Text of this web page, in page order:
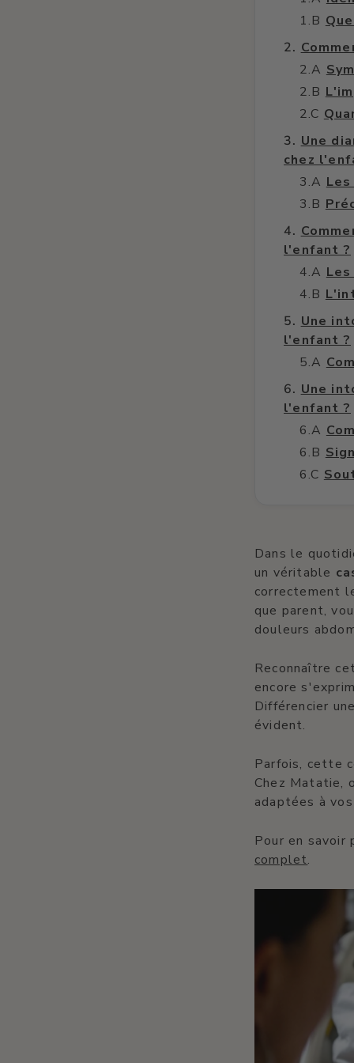
Une
chez
l'enfant ?
Une
l'enfant ?
Une
l'enfant ?
Dans le
un véritable
correctement
que parent,
douleurs
Reconnaître
encore
Différencier une
évident.
Parfois, cette
Chez Matatie,
adaptées à
Pour en
complet.